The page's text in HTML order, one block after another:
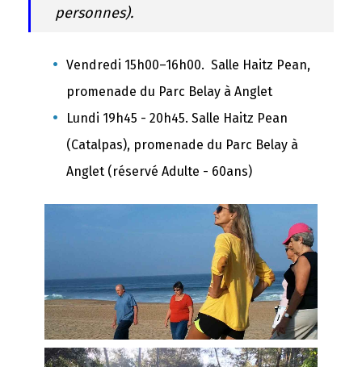
personnes).
Vendredi 15h00–16h00. Salle Haitz Pean,
promenade du Parc Belay à Anglet
Lundi 19h45 - 20h45. Salle Haitz Pean
(Catalpas), promenade du Parc Belay à
Anglet (réservé Adulte - 60ans)